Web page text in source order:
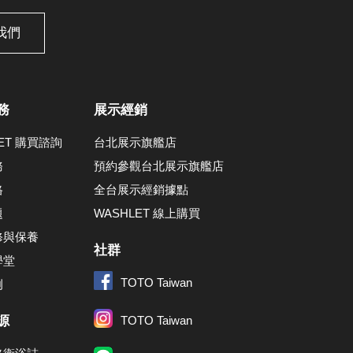
們
購買諮詢
保養
堂
展示經銷
台北展示旗艦店
預約參觀台北展示旗艦店
全台展示經銷據點
WASHLET 線上購買
社群
TOTO Taiwan
TOTO Taiwan